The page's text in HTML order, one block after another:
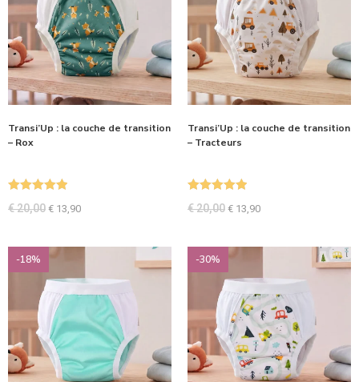
Transi’Up : la couche de transition
– Rox
€20,00 € 13,90
Transi’Up : la couche de transition
– Tracteurs
€20,00 € 13,90
-18% -30%